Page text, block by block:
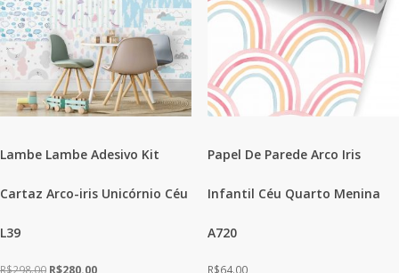
Lambe Lambe Adesivo Kit
Cartaz Arco-iris Unicórnio Céu
L39
R$298.00 O
R$280.00O
Papel De Parede Arco Iris
Infantil Céu Quarto Menina
A720
R$64.00